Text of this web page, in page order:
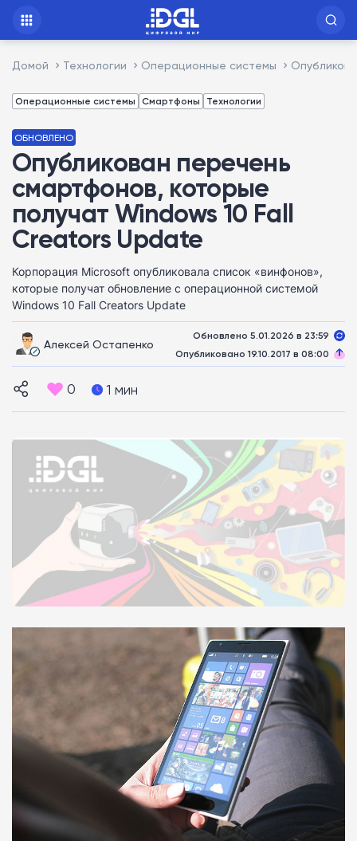
Домой Технологии Операционные системы
Операционные системы Смартфоны Технологии
ОБНОВЛЕНО
Опубликован перечень
смартфонов, которые
получат Windows 10 Fall
Creators Update
Корпорация Microsoft опубликовала список «винфонов»,
которые получат обновление с операционной системой
Windows 10 Fall Creators Update
Алексей Остапенко
Обновлено 5.01.2026 в 23:59
Опубликовано 19.10.2017 в 08:00
0 1 мин